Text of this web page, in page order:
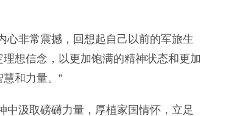
非常震撼，回想起自己以前的军旅生
想信念，以更加饱满的精神状态和更加
和力量。”
汲取磅礴力量，厚植家国情怀，立足